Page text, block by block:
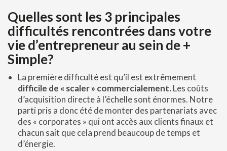
Quelles sont les 3 principales
difficultés rencontrées dans votre
vie d’entrepreneur au sein de +
Simple?
La première difficulté est qu’il est extrêmement
difficile de « scaler » commercialement. Les coûts
d’acquisition directe à l’échelle sont énormes. Notre
parti pris a donc été de monter des partenariats avec
des « corporates » qui ont accès aux clients finaux et
chacun sait que cela prend beaucoup de temps et
d’énergie.